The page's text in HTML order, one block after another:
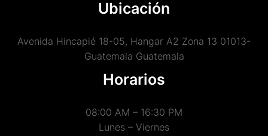
Ubicación
Avenida Hincapié 18-05, Hangar A2 Zona 13 01013-
Guatemala Guatemala
Horarios
08:00 AM – 16:30 PM
Lunes – Viernes